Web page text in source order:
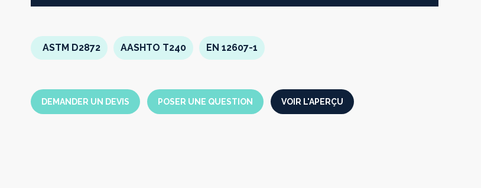
ASTM D2872 AASHTO T240 EN 12607-1
DEMANDER UN DEVIS POSER UNE QUESTION VOIR L'APERÇU